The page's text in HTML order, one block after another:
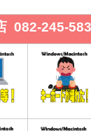
082-245-